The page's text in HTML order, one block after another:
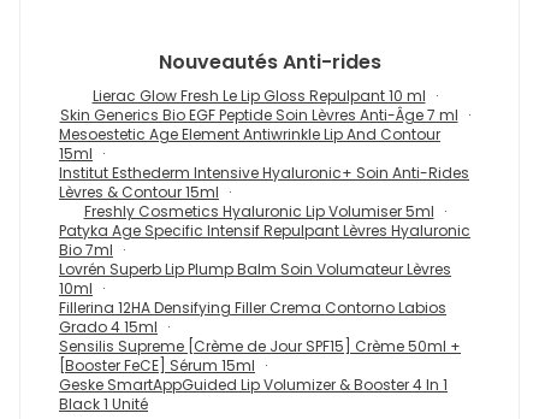
NouveautésAnti-rides
Lierac Glow Fresh Le Lip Gloss Repulpant 10 ml
Skin Generics Bio EGF Peptide Soin Lèvres Anti-Âge 7 ml
Mesoestetic Age Element Antiwrinkle Lip And Contour
15ml
Institut Esthederm Intensive Hyaluronic+ Soin Anti-Rides
Lèvres & Contour 15ml
Freshly Cosmetics Hyaluronic Lip Volumiser 5ml
Patyka Age Specific Intensif Repulpant Lèvres Hyaluronic
Bio 7ml
Lovrén Superb Lip Plump Balm Soin Volumateur Lèvres
10ml
Fillerina 12HA Densifying Filler Crema Contorno Labios
Grado 4 15ml
Sensilis Supreme [Crème de Jour SPF15] Crème 50ml +
[Booster FeCE] Sérum 15ml
Geske SmartAppGuided Lip Volumizer & Booster 4 In 1
Black 1 Unité